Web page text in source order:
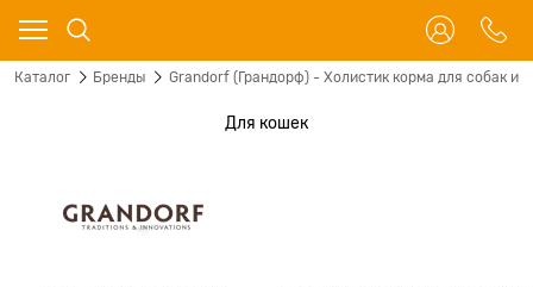
Каталог Бренды Grandorf (Грандорф) - Холистик корма для собак и
Для кошек